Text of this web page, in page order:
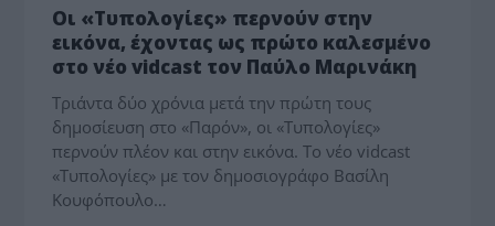
Οι «Τυπολογίες» περνούν στην
εικόνα, έχοντας ως πρώτο καλεσμένο
στο νέο vidcast τον Παύλο Μαρινάκη
Τριάντα δύο χρόνια μετά την πρώτη τους
δημοσίευση στο «Παρόν», οι «Τυπολογίες»
περνούν πλέον και στην εικόνα. Το νέο vidcast
«Τυπολογίες» με τον δημοσιογράφο Βασίλη
Κουφόπουλο…